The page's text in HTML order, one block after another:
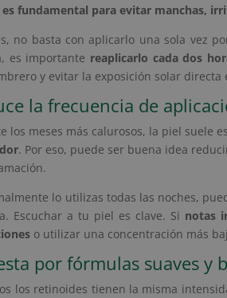
es fundamental para evitar manchas,
no basta con aplicarlo una sola vez
es importante reaplicarlo cada dos
y evitar la exposición solar
la frecuencia de
los meses más calurosos, la piel suele
. Por eso, puede ser buena idea
lo utilizas todas las noches,
Escuchar a tu piel es clave. Si notas
o utilizar una concentración más
por fórmulas suaves y
los retinoides tienen la misma